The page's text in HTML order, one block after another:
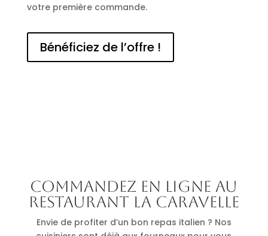
votre première commande.
Bénéficiez de l’offre !
Commandez en ligne au
restaurant La Caravelle
Envie de profiter d’un bon repas italien ? Nos